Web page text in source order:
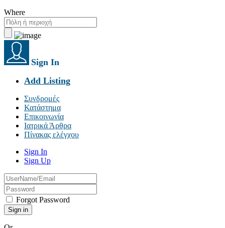
Where
Sign In
Add Listing
Συνδρομές
Κατάστημα
Επικοινωνία
Ιατρικά Άρθρα
Πίνακας ελέγχου
Sign In
Sign Up
Forgot Password